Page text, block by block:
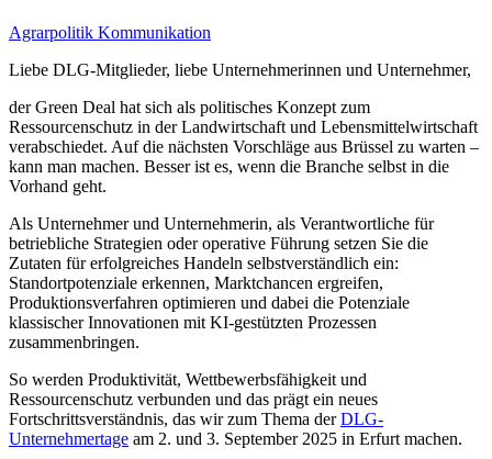
Agrarpolitik Kommunikation
Liebe DLG-Mitglieder, liebe Unternehmerinnen und Unternehmer,
der Green Deal hat sich als politisches Konzept zum
Ressourcenschutz in der Landwirtschaft und Lebensmittelwirtschaft
verabschiedet. Auf die nächsten Vorschläge aus Brüssel zu warten –
kann man machen. Besser ist es, wenn die Branche selbst in die
Vorhand geht.
Als Unternehmer und Unternehmerin, als Verantwortliche für
betriebliche Strategien oder operative Führung setzen Sie die
Zutaten für erfolgreiches Handeln selbstverständlich ein:
Standortpotenziale erkennen, Marktchancen ergreifen,
Produktionsverfahren optimieren und dabei die Potenziale
klassischer Innovationen mit KI-gestützten Prozessen
zusammenbringen.
So werden Produktivität, Wettbewerbsfähigkeit und
Ressourcenschutz verbunden und das prägt ein neues
Fortschrittsverständnis, das wir zum Thema derDLG-
Unternehmertage am 2. und 3. September 2025 in Erfurt machen.